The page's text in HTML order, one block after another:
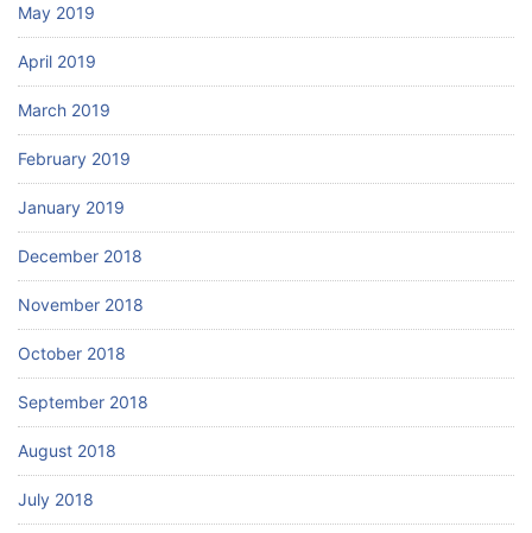
May 2019
April 2019
March 2019
February 2019
January 2019
December 2018
November 2018
October 2018
September 2018
August 2018
July 2018